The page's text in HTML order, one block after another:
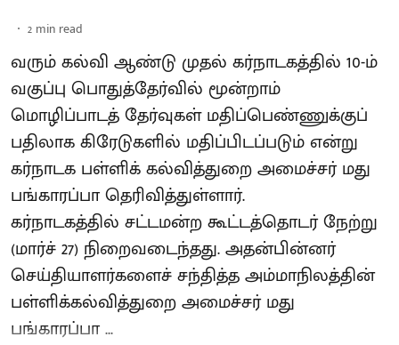
2 min read
வரும் கல்வி ஆண்டு முதல் கர்நாடகத்தில் 10-ம்
வகுப்பு பொதுத்தேர்வில் மூன்றாம்
மொழிப்பாடத் தேர்வுகள் மதிப்பெண்ணுக்குப்
பதிலாக கிரேடுகளில் மதிப்பிடப்படும் என்று
கர்நாடக பள்ளிக் கல்வித்துறை அமைச்சர் மது
பங்காரப்பா தெரிவித்துள்ளார்.
கர்நாடகத்தில் சட்டமன்ற கூட்டத்தொடர் நேற்று
(மார்ச் 27) நிறைவடைந்தது. அதன்பின்னர்
செய்தியாளர்களைச் சந்தித்த அம்மாநிலத்தின்
பள்ளிக்கல்வித்துறை அமைச்சர் மது
பங்காரப்பா ...